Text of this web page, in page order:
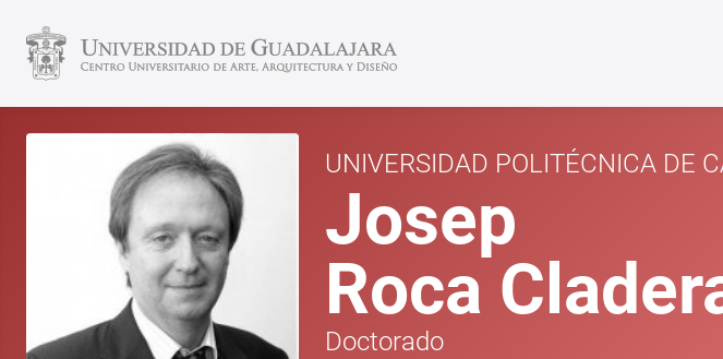
UNIVERSIDAD POLITÉCNICA DE
Josep
Roca
Doctorado